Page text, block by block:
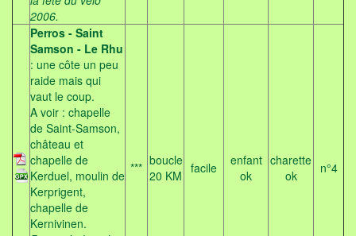
2006.
Perros - Saint
Samson - Le Rhu
: une côte un peu
raide mais qui
vaut le coup.
A voir : chapelle
de Saint-Samson,
château et
chapelle de
Kerduel, moulin de
Kerprigent,
chapelle de
Kernivinen.
*** boucle
20 KM facile
enfant
ok
charette
ok
n°4